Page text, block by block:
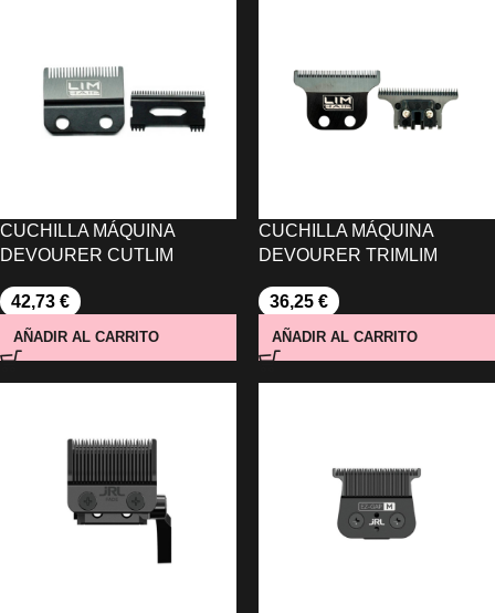
CUCHILLA MÁQUINA
DEVOURER CUTLIM
42,73 €
AÑADIR AL CARRITO
CUCHILLA MÁQUINA
DEVOURER TRIMLIM
36,25 €
AÑADIR AL CARRITO